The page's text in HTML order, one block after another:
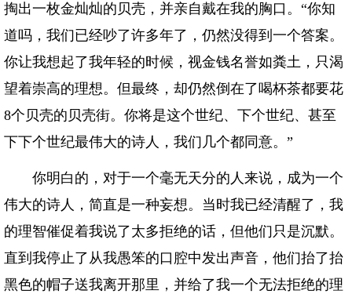
掏出一枚金灿灿的贝壳，并亲自戴在我的胸口。“你知
道吗，我们已经吵了许多年了，仍然没得到一个答案。
你让我想起了我年轻的时候，视金钱名誉如粪土，只渴
望着崇高的理想。但最终，却仍然倒在了喝杯茶都要花
8个贝壳的贝壳街。你将是这个世纪、下个世纪、甚至
下下个世纪最伟大的诗人，我们几个都同意。”
你明白的，对于一个毫无天分的人来说，成为一个
伟大的诗人，简直是一种妄想。当时我已经清醒了，我
的理智催促着我说了太多拒绝的话，但他们只是沉默。
直到我停止了从我愚笨的口腔中发出声音，他们抬了抬
黑色的帽子送我离开那里，并给了我一个无法拒绝的理